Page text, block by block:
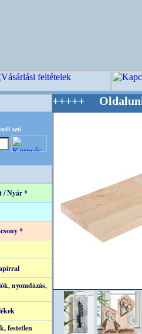
szó
/ Nyár *
*
nyomdázás,
festetlen
Oldalunkat